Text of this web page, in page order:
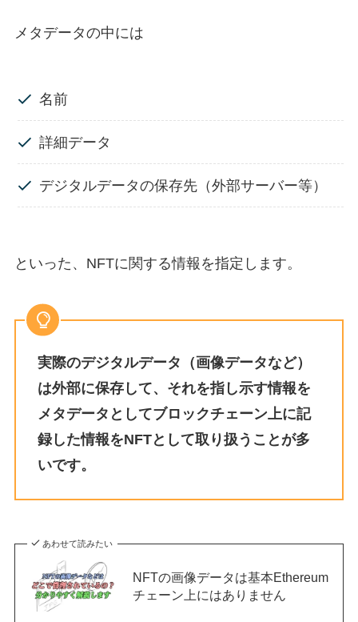
メタデータの中には
名前
詳細データ
デジタルデータの保存先（外部サーバー等）
といった、NFTに関する情報を指定します。
実際のデジタルデータ（画像データなど）
は外部に保存して、それを指し示す情報を
メタデータとしてブロックチェーン上に記
録した情報をNFTとして取り扱うことが多
いです。
あわせて読みたい
NFTの画像データは基本Ethereum
チェーン上にはありません